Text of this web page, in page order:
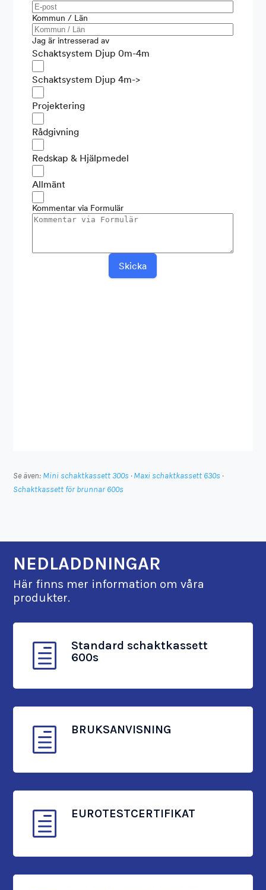
Se även: Mini schaktkassett 300s ·Maxi schaktkassett 630s ·
Schaktkassett för brunnar 600s
NEDLADDNINGAR
Här finns mer information om våra
produkter.
h
Standard schaktkassett
600s
h BRUKSANVISNING
h EUROTESTCERTIFIKAT